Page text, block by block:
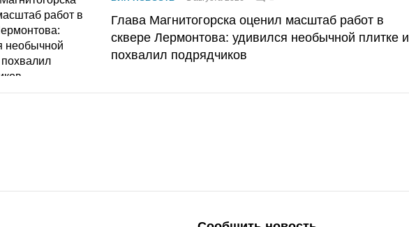
Глава Магнитогорска оценил масштаб работ в
сквере Лермонтова: удивился необычной плитке и
похвалил подрядчиков